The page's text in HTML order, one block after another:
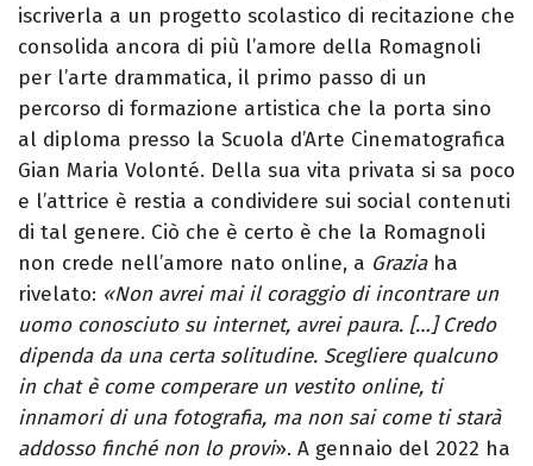
iscriverla a un progetto scolastico di recitazione che
consolida ancora di più l’amore della Romagnoli
per l’arte drammatica, il primo passo di un
percorso di formazione artistica che la porta sino
al diploma presso la Scuola d’Arte Cinematografica
Gian Maria Volonté. Della sua vita privata si sa poco
e l’attrice è restia a condividere sui social contenuti
di tal genere. Ciò che è certo è che la Romagnoli
non crede nell’amore nato online, a Grazia ha
rivelato: «Non avrei mai il coraggio di incontrare un
uomo conosciuto su internet, avrei paura. […] Credo
dipenda da una certa solitudine. Scegliere qualcuno
in chat è come comperare un vestito online, ti
innamori di una fotografia, ma non sai come ti starà
addosso finché non lo provi». A gennaio del 2022 ha